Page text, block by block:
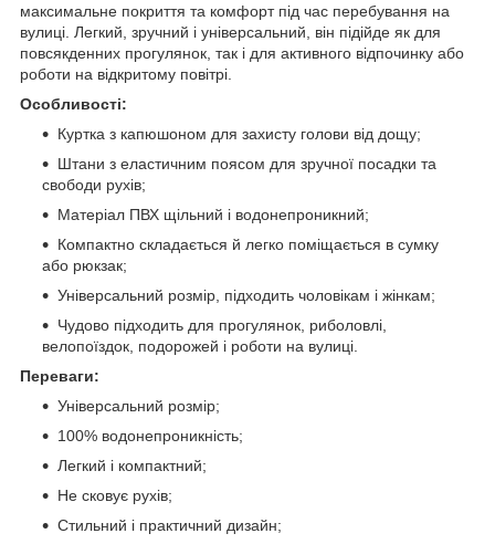
максимальне покриття та комфорт під час перебування на
вулиці. Легкий, зручний і універсальний, він підійде як для
повсякденних прогулянок, так і для активного відпочинку або
роботи на відкритому повітрі.
Особливості:
Куртка з капюшоном для захисту голови від дощу;
Штани з еластичним поясом для зручної посадки та
свободи рухів;
Матеріал ПВХ щільний і водонепроникний;
Компактно складається й легко поміщається в сумку
або рюкзак;
Універсальний розмір, підходить чоловікам і жінкам;
Чудово підходить для прогулянок, риболовлі,
велопоїздок, подорожей і роботи на вулиці.
Переваги:
Універсальний розмір;
100% водонепроникність;
Легкий і компактний;
Не сковує рухів;
Стильний і практичний дизайн;